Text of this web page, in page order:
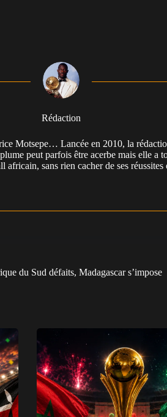
Rédaction
Motsepe… Lancée en 2010, la
peut parfois être acerbe mais elle a
sans rien cacher de ses réussites
du Sud défaits, Madagascar s’impose